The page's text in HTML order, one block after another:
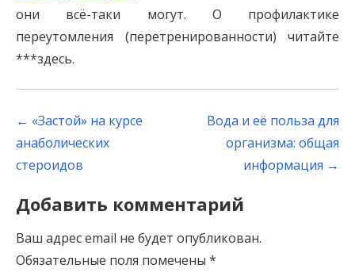
они всё-таки могут. О профилактике
переутомления (перетренированности) читайте
***здесь.
Post
navigation
← «Застой» на курсе
анаболических
стероидов
Вода и её польза для
организма: общая
информация →
Добавить комментарий
Ваш адрес email не будет опубликован.
Обязательные поля помечены *